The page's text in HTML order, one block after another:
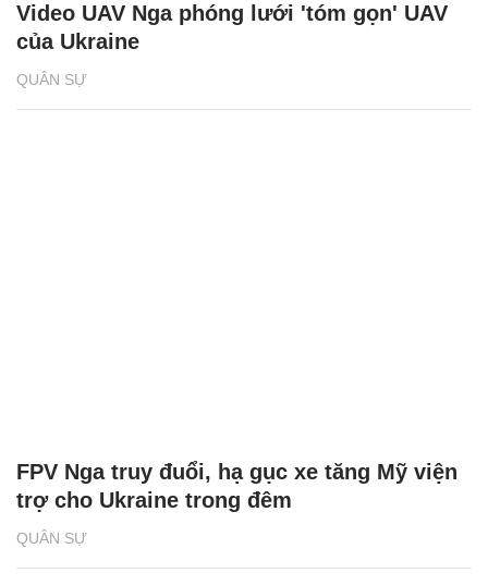
QUÂN SỰ
Video UAV Nga phóng lưới 'tóm gọn' UAV
của Ukraine
QUÂN SỰ
FPV Nga truy đuổi, hạ gục xe tăng Mỹ viện
trợ cho Ukraine trong đêm